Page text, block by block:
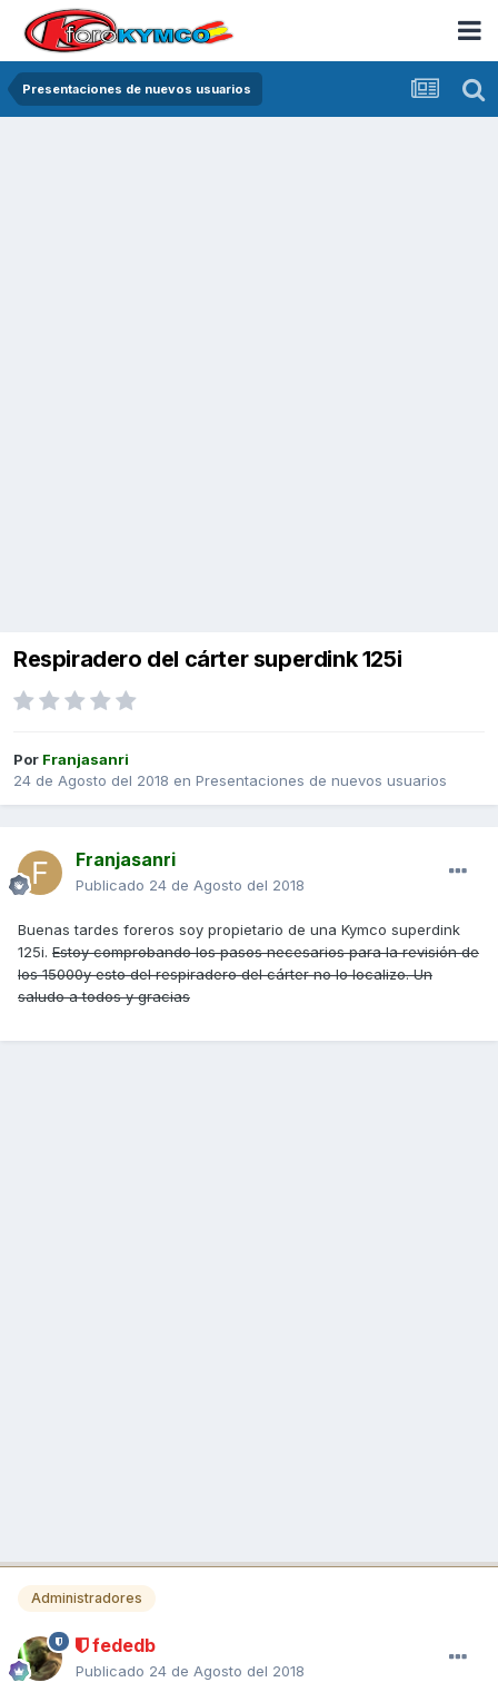
Presentaciones de nuevos usuarios
Respiradero del cárter superdink 125i
Por Franjasanri
24 de Agosto del 2018 en Presentaciones de nuevos usuarios
Franjasanri
Publicado 24 de Agosto del 2018
Buenas tardes foreros soy propietario de una Kymco superdink
125i. Estoy comprobando los pasos necesarios para la revisión de
los 15000y esto del respiradero del cárter no lo localizo. Un
saludo a todos y gracias
Administradores
fededb
Publicado 24 de Agosto del 2018